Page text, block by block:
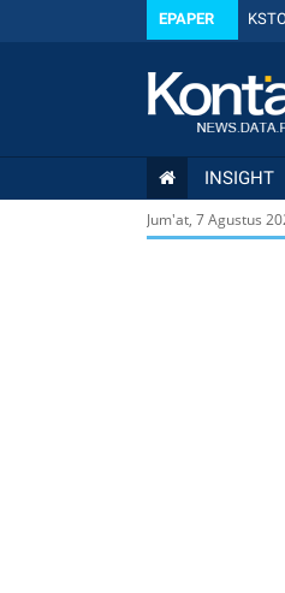
EPAPER
INSIGHT
Jum'at, 7 Agustus